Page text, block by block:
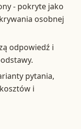
- pokryte jako
osobnej
odpowiedź i
pytania,
i